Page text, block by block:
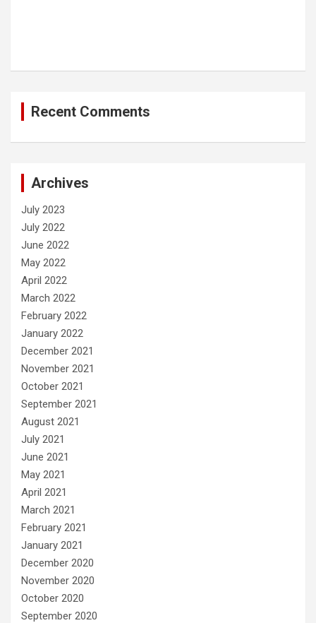
Recent Comments
Archives
July 2023
July 2022
June 2022
May 2022
April 2022
March 2022
February 2022
January 2022
December 2021
November 2021
October 2021
September 2021
August 2021
July 2021
June 2021
May 2021
April 2021
March 2021
February 2021
January 2021
December 2020
November 2020
October 2020
September 2020